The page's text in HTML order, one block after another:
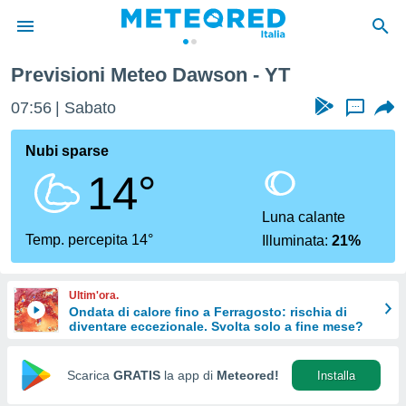
di
per
le
di
Web
Previsioni Meteo Dawson - YT
07:56 Sabato ...
Nubi sparse
14°
Temp. percepita 14°
Luna calante
Illuminata:21%
Ultim'ora.
Ondata di calore fino a Ferragosto: rischia di
diventare eccezionale. Svolta solo a fine mese?
Scarica GRATIS la app di Meteored! Installa